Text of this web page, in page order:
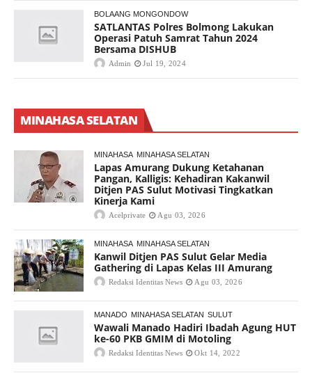
BOLAANG MONGONDOW
SATLANTAS Polres Bolmong Lakukan
Operasi Patuh Samrat Tahun 2024
Bersama DISHUB
Admin Jul 19, 2024
MINAHASA SELATAN
MINAHASA MINAHASA SELATAN
Lapas Amurang Dukung Ketahanan
Pangan, Kalligis: Kehadiran Kakanwil
Ditjen PAS Sulut Motivasi Tingkatkan
Kinerja Kami
Acelprivate Agu 03, 2026
MINAHASA MINAHASA SELATAN
Kanwil Ditjen PAS Sulut Gelar Media
Gathering di Lapas Kelas III Amurang
Redaksi Identitas News Agu 03, 2026
MANADO MINAHASA SELATAN SULUT
Wawali Manado Hadiri Ibadah Agung HUT
ke-60 PKB GMIM di Motoling
Redaksi Identitas News Okt 14, 2022